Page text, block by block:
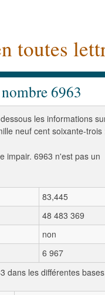
toutes
6963
les informations
neuf cent soixante-trois
impair. 6963 n'est pas un
83,445
48 483 369
non
6 967
dans les différentes